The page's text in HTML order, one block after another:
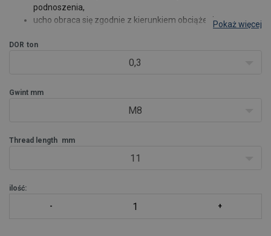
podnoszenia,
ucho obraca się zgodnie z kierunkiem obciążenia,Pokaż więcej
DOR ton
0,3
Gwint mm
M8
Thread length mm
11
ilość: